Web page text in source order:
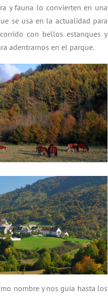
y fauna lo convierten en una
se usa en la actualidad para
con bellos estanques y
adentrarnos en el parque.
nombre y nos guía hasta los